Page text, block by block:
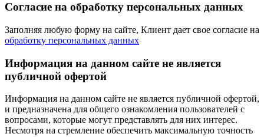
Согласие на обработку персональных данных
Заполняя любую форму на сайте, Клиент дает свое согласие на
обработку персональных данных
Информация на данном сайте не является
публичной офертой
Информация на данном сайте не является публичной офертой,
и предназначена для общего ознакомления пользователей с
вопросами, которые могут представлять для них интерес.
Несмотря на стремление обеспечить максимальную точность